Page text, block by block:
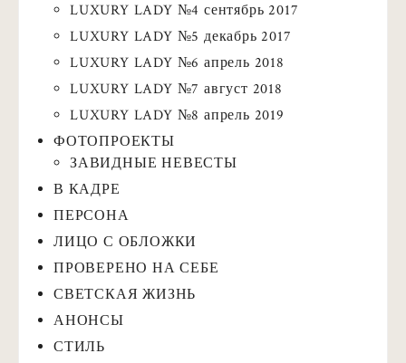
LUXURY LADY №4 сентябрь 2017
LUXURY LADY №5 декабрь 2017
LUXURY LADY №6 апрель 2018
LUXURY LADY №7 август 2018
LUXURY LADY №8 апрель 2019
ФОТОПРОЕКТЫ
ЗАВИДНЫЕ НЕВЕСТЫ
В КАДРЕ
ПЕРСОНА
ЛИЦО С ОБЛОЖКИ
ПРОВЕРЕНО НА СЕБЕ
СВЕТСКАЯ ЖИЗНЬ
АНОНСЫ
СТИЛЬ